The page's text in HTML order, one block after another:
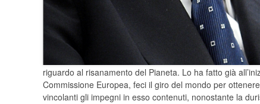
riguardo al risanamento del Pianeta. Lo ha fatto già
Commissione Europea, feci il giro del mondo per
vincolanti gli impegni in esso contenuti, nonostante la